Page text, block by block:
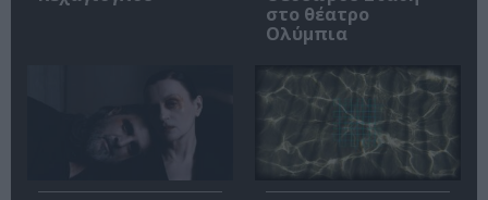
στο θέατρο
Ολύμπια